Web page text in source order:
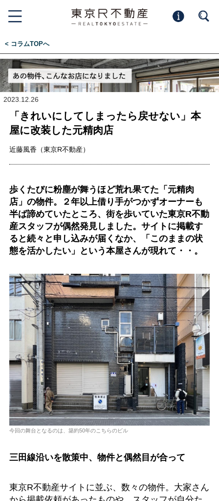
< コラムTOPへ
2023.12.26
「きれいにしてしまったら戻せない」本
屋に改装した元精肉店
近藤風香（東京R不動産）
歩くたびに粉塵が舞うほど荒れ果てた「元精肉
店」の物件。２年以上借り手がつかずオーナーも
半ば諦めていたところ、街を歩いていた東京R不動
産スタッフが偶然発見しました。サイトに掲載す
ると続々と申し込みが届くなか、「このままの状
態を活かしたい」という本屋さんが現れて・・。
今回の舞台となるのは、築約50年のこちらのビル
三田線沿いを散策中、物件と偶然目が合って
東京R不動産サイトに並ぶ、数々の物件。大家さん